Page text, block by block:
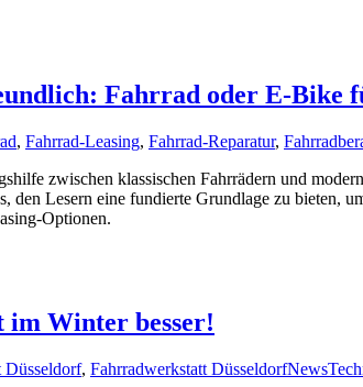
Fahrrad oder E-Bike
, Fahrrad-Leasing, Fahrrad-Reparatur,
zwischen klassischen Fahrrädern und
den Lesern eine fundierte Grundlage zu
Optionen.
Winter besser!
Düsseldorf, Fahrradwerkstatt DüsseldorfNews